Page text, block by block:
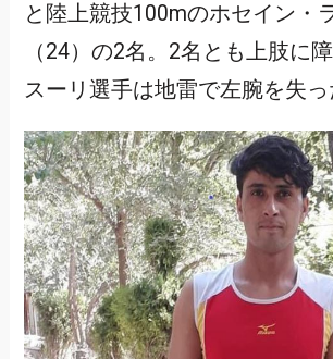
と陸上競技100mのホセイン・
（24）の2名。2名とも上肢に
スーリ選手は地雷で左腕を失っ